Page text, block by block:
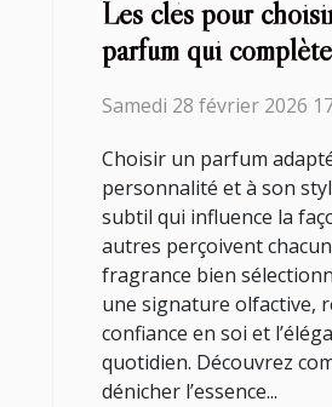
Les clés pour
parfum qui
Samedi 28 février 2026
Choisir un parfum
personnalité et à son
subtil qui influence la
autres perçoivent
fragrance bien
une signature olfactive,
confiance en soi et
quotidien. Découvrez
dénicher l’essence...